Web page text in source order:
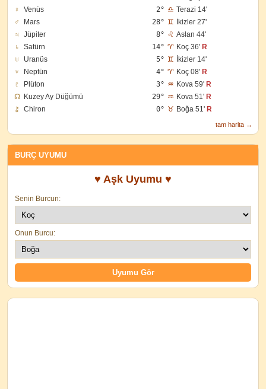
♀
Venüs 2° ♎ Terazi 14'
♂
Mars 28° ♊
İkizler 27'
♃
Jüpiter 8° ♌ Aslan 44'
♄
Satürn 14° ♈ Koç 36' R
♅
Uranüs 5° ♊
İkizler 14'
♆
Neptün 4° ♈ Koç 08' R
♇
Plüton 3° ♒ Kova 59' R
☊ Kuzey Ay Düğümü 29° ♒ Kova 51' R
⚷
Chiron 0° ♉ Boğa 51' R
tam harita →
BURÇ UYUMU
♥ Aşk Uyumu ♥
Senin Burcun:
Onun Burcu: